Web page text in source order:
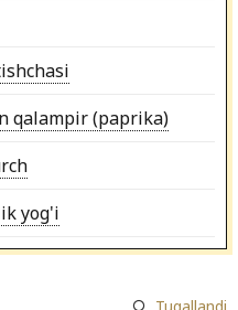
qalampir (paprika)
yog'i